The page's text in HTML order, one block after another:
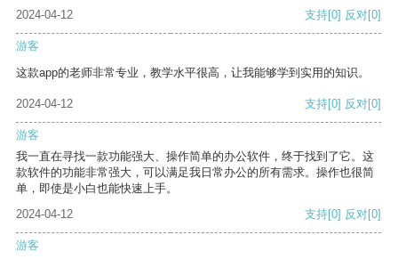
2024-04-12 支持[0] 反对[0]
游客
这款app的老师非常专业，教学水平很高，让我能够学到实用的知识。
2024-04-12 支持[0] 反对[0]
游客
我一直在寻找一款功能强大、操作简单的办公软件，终于找到了它。这
款软件的功能非常强大，可以满足我日常办公的所有需求。操作也很简
单，即使是小白也能快速上手。
2024-04-12
支持[0] 反对[0]
游客